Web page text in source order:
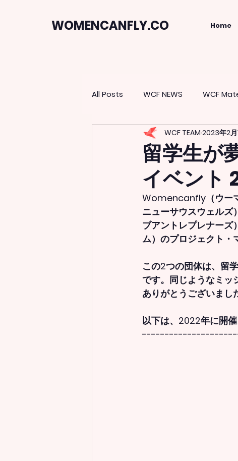
WOMENCANFLY.CO Home
All Posts WCF NEWS WCF
留学生が
イベント
WCF TEAM 2023年2月
Womencanfly（ウー
ニューサウスウェル
ブアントレプレナー
ム）のプロジェクト・
この2つの団体は、留
です。同じようなミッ
ありがとうございまし
以下は、2022年に開催